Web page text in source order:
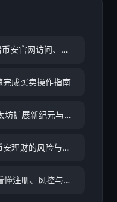
安官网访问、登
完成买卖操作指南
坊扩展新纪元与头
理财的风险与使
懂注册、风控与成